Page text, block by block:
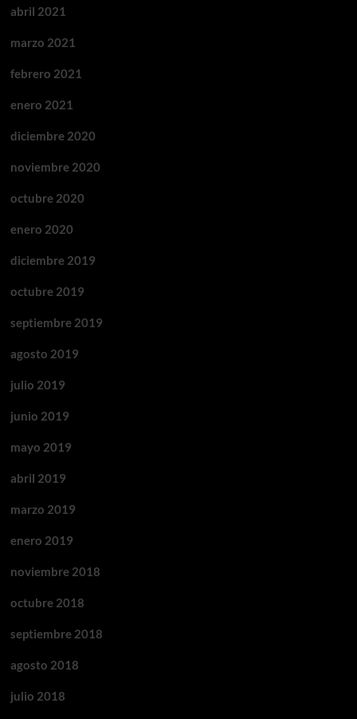
abril 2021
marzo 2021
febrero 2021
enero 2021
diciembre 2020
noviembre 2020
octubre 2020
enero 2020
diciembre 2019
octubre 2019
septiembre 2019
agosto 2019
julio 2019
junio 2019
mayo 2019
abril 2019
marzo 2019
enero 2019
noviembre 2018
octubre 2018
septiembre 2018
agosto 2018
julio 2018